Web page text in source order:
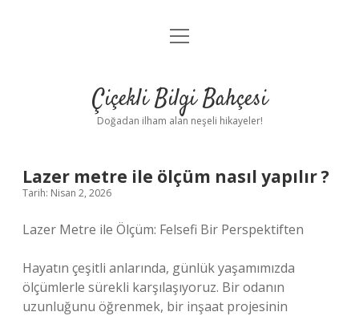
Anasayfa
Yasal Uyarı
menüyü
Çiçekli Bilgi Bahçesi
Doğadan ilham alan neşeli hikayeler!
Lazer metre ile ölçüm nasıl yapılır ?
Tarih: Nisan 2, 2026
Lazer Metre ile Ölçüm: Felsefi Bir Perspektiften
Hayatın çeşitli anlarında, günlük yaşamımızda
ölçümlerle sürekli karşılaşıyoruz. Bir odanın
uzunluğunu öğrenmek, bir inşaat projesinin